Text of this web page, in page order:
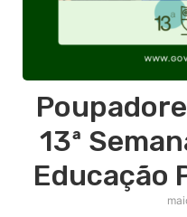
13ª
Educação